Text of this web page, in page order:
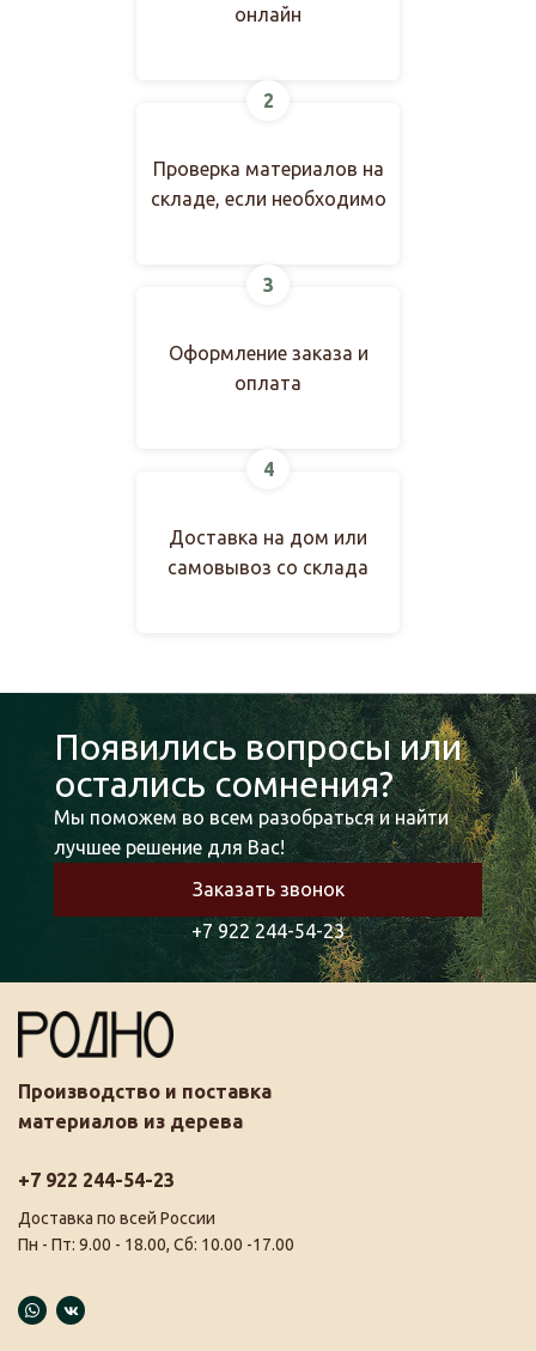
онлайн
2
Проверка материалов на
складе, если необходимо
3
Оформление заказа и
оплата
4
Доставка на дом или
самовывоз со склада
Появились вопросы или
остались сомнения?
Мы поможем во всем разобраться и найти
лучшее решение для Вас!
Заказать звонок
+7 922 244-54-23
Производство и поставка
материалов из дерева
+7 922 244-54-23
Доставка по всей России
Пн - Пт: 9.00 - 18.00, Сб: 10.00 -17.00